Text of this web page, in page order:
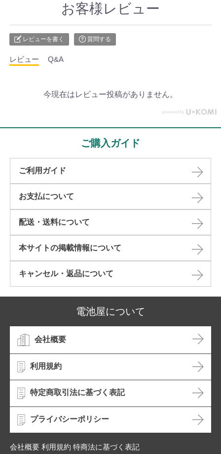
お客様レビュー
レビューを書く 質問する
レビュー Q&A
今現在はレビュー投稿がありません。
ご購入ガイド
ご利用ガイド
お支払について
配送・送料について
本サイトの掲載情報について​
キャンセル・返品について​
電池屋について
会社概要
利用規約
特定商取引法に基づく表記
プライバシーポリシー
会社概要 利用規約 特商法に基づく表記